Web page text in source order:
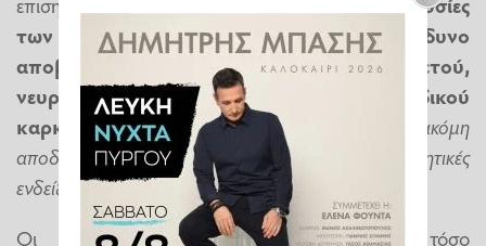
των πλαστικών συνδέεται με αυξημένο κίνδυνο
αποβολής, πρόωρου τοκετού,
νευροαναπτυξιακών διαταραχών και παιδικού
καρκίνου. «Για τον καρκίνο ειδικά δεν έχουμε ακόμη
αποδείξει αιτιώδη σχέση, αλλά έχουμε ανησυχητικές
ενδείξεις»,εξηγεί ο κ. Ηλιόπουλος.
Οι δύο ειδικοί αναφέρουν ότι τόσο